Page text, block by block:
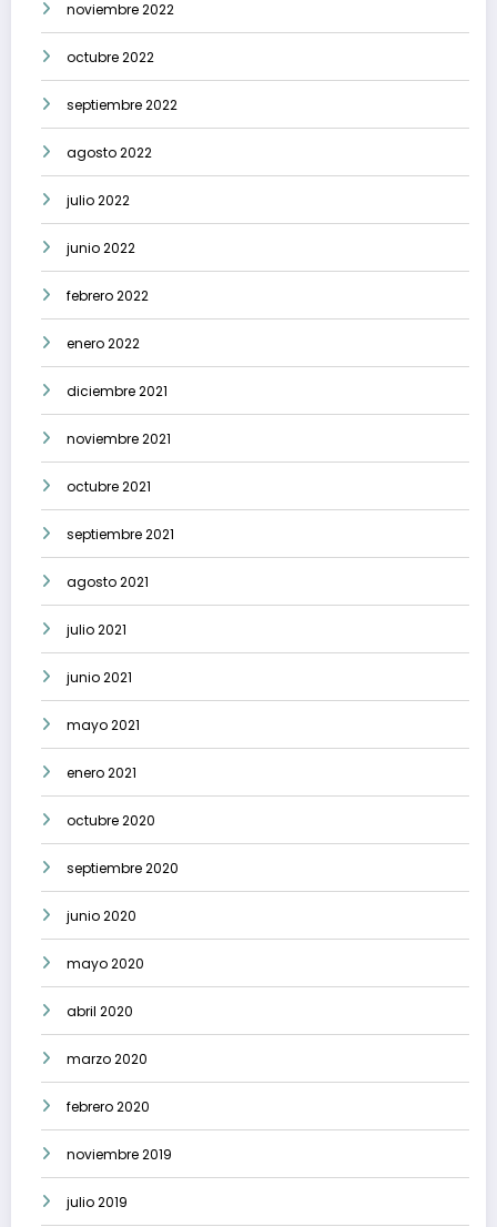
noviembre 2022
octubre 2022
septiembre 2022
agosto 2022
julio 2022
junio 2022
febrero 2022
enero 2022
diciembre 2021
noviembre 2021
octubre 2021
septiembre 2021
agosto 2021
julio 2021
junio 2021
mayo 2021
enero 2021
octubre 2020
septiembre 2020
junio 2020
mayo 2020
abril 2020
marzo 2020
febrero 2020
noviembre 2019
julio 2019